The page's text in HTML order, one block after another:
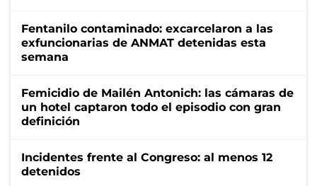
Fentanilo contaminado: excarcelaron a las
exfuncionarias de ANMAT detenidas esta
semana
Femicidio de Mailén Antonich: las cámaras de
un hotel captaron todo el episodio con gran
definición
Incidentes frente al Congreso: al menos 12
detenidos